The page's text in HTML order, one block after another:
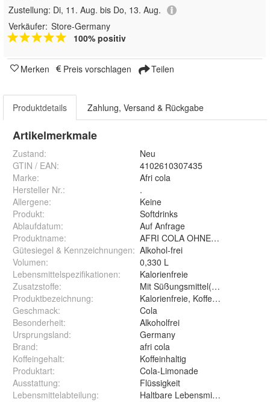
Zustellung: Di, 11. Aug. bis Do, 13. Aug.
Verkäufer: Store-Germany
100% positiv
Merken Preis vorschlagen Teilen
Produktdetails Zahlung, Versand & Rückgabe
Artikelmerkmale
Zustand:
Neu
GTIN / EAN:
4102610307435
Marke:
Afri cola
Hersteller Nr.:
.
Allergene:
Keine
Produkt:
Softdrinks
Ablaufdatum:
Auf Anfrage
Produktname:
AFRI COLA OHNE ZUCKER
Gütesiegel & Kennzeichnungen: Alkohol-frei
Volumen:
0,330 L
Lebensmittelspezifikationen:
Kalorienfreie
Zusatzstoffe:
Mit Süßungsmittel(n), Mit
Produktbezeichnung:
Kalorienfreie, Koffeinhaltige
Geschmack:
Cola
Besonderheit:
Alkoholfrei
Ursprungsland:
Germany
Brand:
afri cola
Koffeingehalt:
Koffeinhaltig
Produktart:
Cola-Limonade
Ausstattung:
Flüssigkeit
Lebensmittelabteilung: Haltbare Lebensmittel